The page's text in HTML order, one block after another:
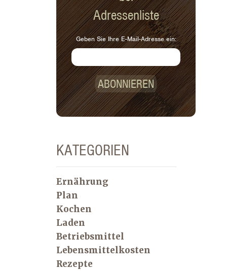
Adressenliste
Geben Sie Ihre E-Mail-Adresse ein:
ABONNIEREN
KATEGORIEN
Ernährung
Plan
Kochen
Laden
Betriebsmittel
Lebensmittelkosten
Rezepte